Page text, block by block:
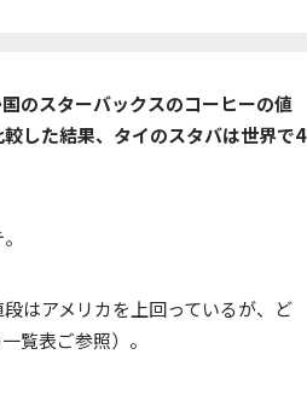
のスターバックスのコーヒーの値
した結果、タイのスタバは世界で4
はアメリカを上回っているが、ど
覧表ご参照）。